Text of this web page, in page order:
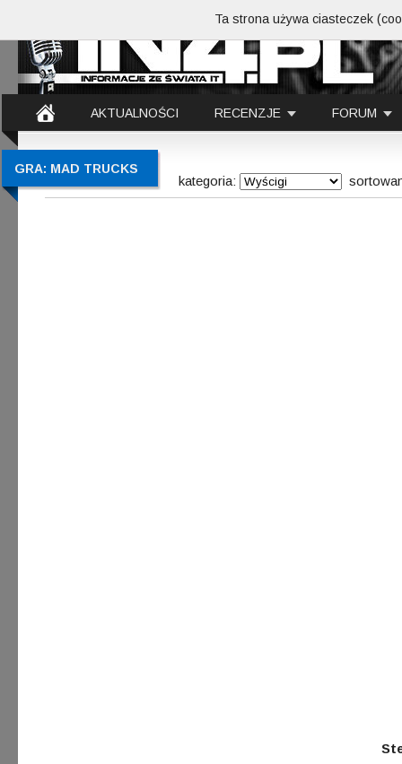
AKTUALNOŚCI RECENZJE FORUM
GRA: MAD TRUCKS
kategoria:
Ta strona używa ciasteczek